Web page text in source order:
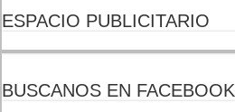
ESPACIO PUBLICITARIO
BUSCANOS EN FACEBOOK